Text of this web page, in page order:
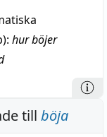
hur böjer
till böja